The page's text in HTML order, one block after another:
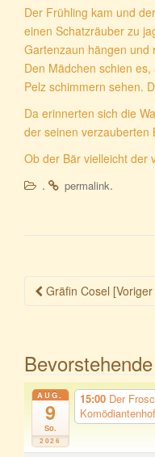
Der Frühling kam und
einen Schatzräuber zu
Gartenzaun hängen und
Den Mädchen schien
Pelz schimmern sehen.
Da erinnerten sich die
der seinen verzauberten
Ob der Bär vielleicht der
.
permalink.
Gräfin Cosel
AUG.
9
So.
2026
15:00 Der
Komödiantenhof